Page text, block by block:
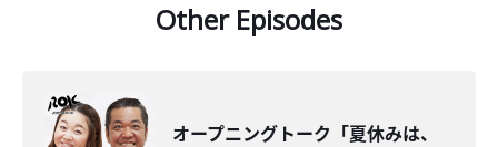
Other Episodes
オープニングトーク「夏休みは、